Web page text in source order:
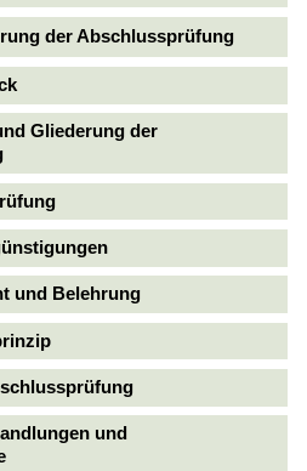
der Abschlussprüfung
Gliederung der
und Belehrung
und